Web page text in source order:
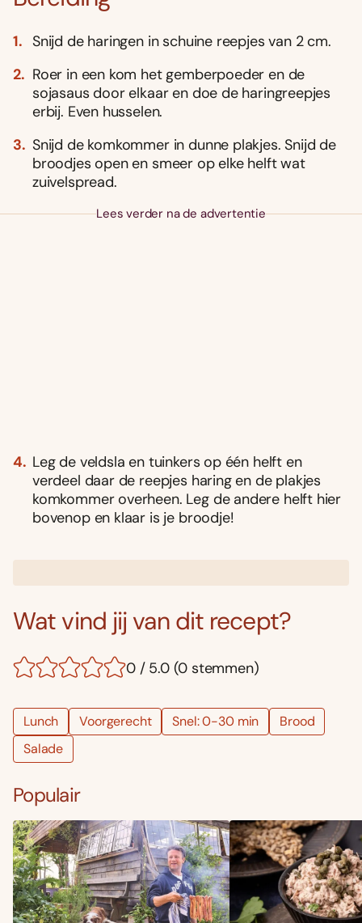
Snijd de haringen in schuine reepjes van 2 cm.
Roer in een kom het gemberpoeder en de
sojasaus door elkaar en doe de haringreepjes
erbij. Even husselen.
Snijd de komkommer in dunne plakjes. Snijd de
broodjes open en smeer op elke helft wat
zuivelspread.
Lees verder na de advertentie
Leg de veldsla en tuinkers op één helft en
verdeel daar de reepjes haring en de plakjes
komkommer overheen. Leg de andere helft hier
bovenop en klaar is je broodje!
Wat vind jij van dit recept?
0 / 5.0 (0 stemmen)
Lunch Voorgerecht Snel: 0-30 min
Brood
Salade
Populair